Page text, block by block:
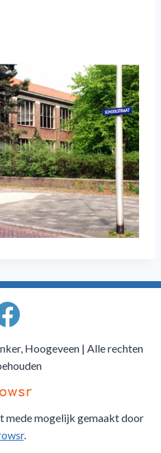
Hoogeveen | Alle rechten
mede mogelijk gemaakt door
.